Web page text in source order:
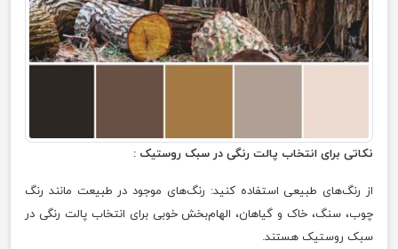
نکاتی برای انتخاب پالت رنگی در سبک روستیک :
از رنگ‌های طبیعی استفاده کنید: رنگ‌های موجود در طبیعت مانند رنگ
چوب، سنگ، خاک و گیاهان، الهام‌بخش خوبی برای انتخاب پالت رنگی در
سبک روستیک هستند.